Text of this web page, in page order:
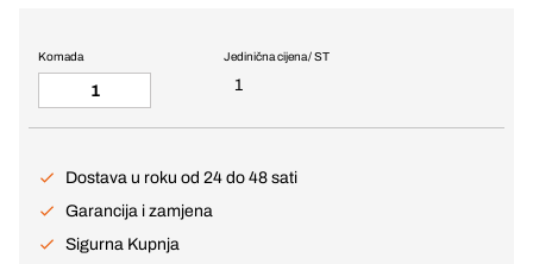
Jedinična cijena / ST
1
Komada
Dostava u roku od 24 do 48 sati
Garancija i zamjena
Sigurna Kupnja